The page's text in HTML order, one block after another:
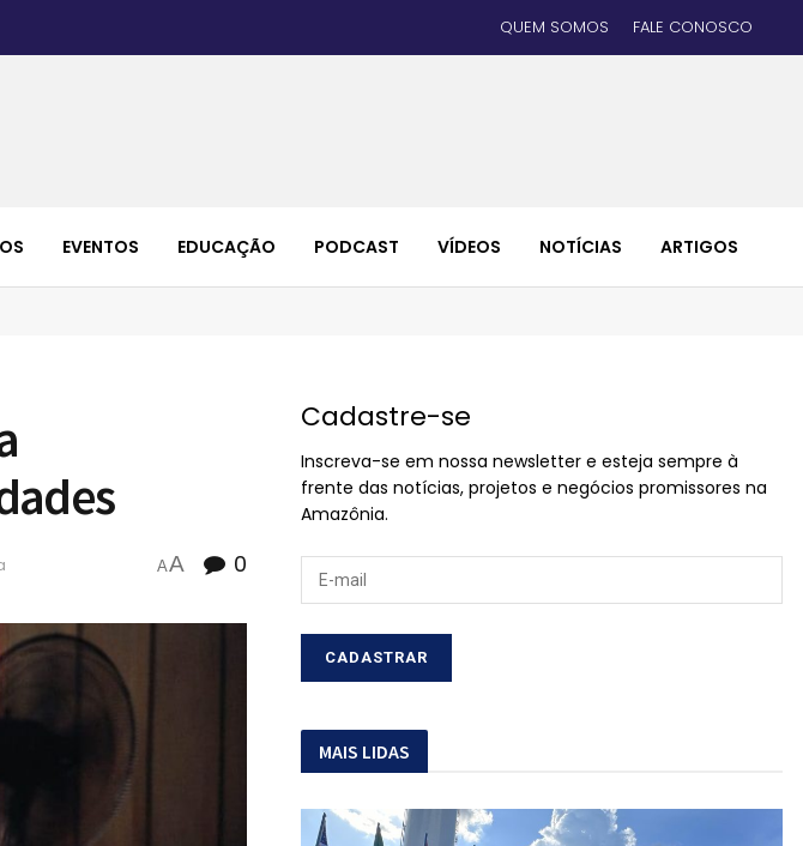
QUEM SOMOS FALE CONOSCO
EVENTOS EDUCAÇÃO PODCAST VÍDEOS NOTÍCIAS ARTIGOS
AA 0
Cadastre-se
Inscreva-se em nossa newsletter e esteja sempre à
frente das notícias, projetos e negócios promissores na
Amazônia.
MAIS LIDAS